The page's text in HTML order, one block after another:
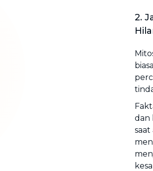
2.
dan